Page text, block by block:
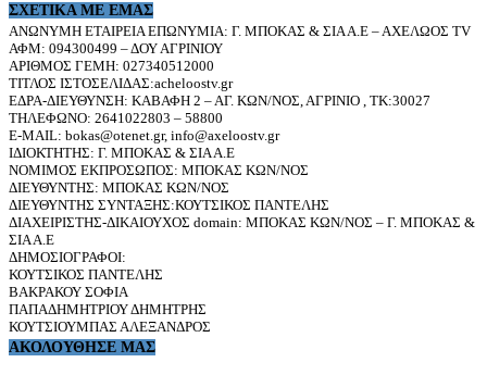
ΣΧΕΤΙΚΆ ΜΕ ΕΜΆΣ
ΑΝΩΝΥΜΗ ΕΤΑΙΡΕΙΑ ΕΠΩΝΥΜΙΑ: Γ. ΜΠΟΚΑΣ & ΣΙΑ Α.Ε – ΑΧΕΛΩΟΣ TV
ΑΦΜ: 094300499 – ΔΟΥ ΑΓΡΙΝΙΟΥ
ΑΡΙΘΜΟΣ ΓΕΜΗ: 027340512000
ΤΙΤΛΟΣ ΙΣΤΟΣΕΛΙΔΑΣ:acheloostv.gr
ΕΔΡΑ-ΔΙΕΥΘΥΝΣΗ: ΚΑΒΑΦΗ 2 – ΑΓ. ΚΩΝ/ΝΟΣ, ΑΓΡΙΝΙΟ , ΤΚ:30027
ΤΗΛΕΦΩΝΟ: 2641022803 – 58800
E-MAIL: bokas@otenet.gr, info@axeloostv.gr
ΙΔΙΟΚΤΗΤΗΣ: Γ. ΜΠΟΚΑΣ & ΣΙΑ Α.Ε
ΝΟΜΙΜΟΣ ΕΚΠΡΟΣΩΠΟΣ: ΜΠΟΚΑΣ ΚΩΝ/ΝΟΣ
ΔΙΕΥΘΥΝΤΗΣ: ΜΠΟΚΑΣ ΚΩΝ/ΝΟΣ
ΔΙΕΥΘΥΝΤΗΣ ΣΥΝΤΑΞΗΣ:ΚΟΥΤΣΙΚΟΣ ΠΑΝΤΕΛΗΣ
ΔΙΑΧΕΙΡΙΣΤΗΣ-ΔΙΚΑΙΟΥΧΟΣ domain: ΜΠΟΚΑΣ ΚΩΝ/ΝΟΣ – Γ. ΜΠΟΚΑΣ &
ΣΙΑ Α.Ε
ΔΗΜΟΣΙΟΓΡΑΦΟΙ:
ΚΟΥΤΣΙΚΟΣ ΠΑΝΤΕΛΗΣ
ΒΑΚΡΑΚΟΥ ΣΟΦΙΑ
ΠΑΠΑΔΗΜΗΤΡΙΟΥ ΔΗΜΗΤΡΗΣ
ΚΟΥΤΣΙΟΥΜΠΑΣ ΑΛΕΞΑΝΔΡΟΣ
ΑΚΟΛΟΥΘΗΣΕ ΜΑΣ